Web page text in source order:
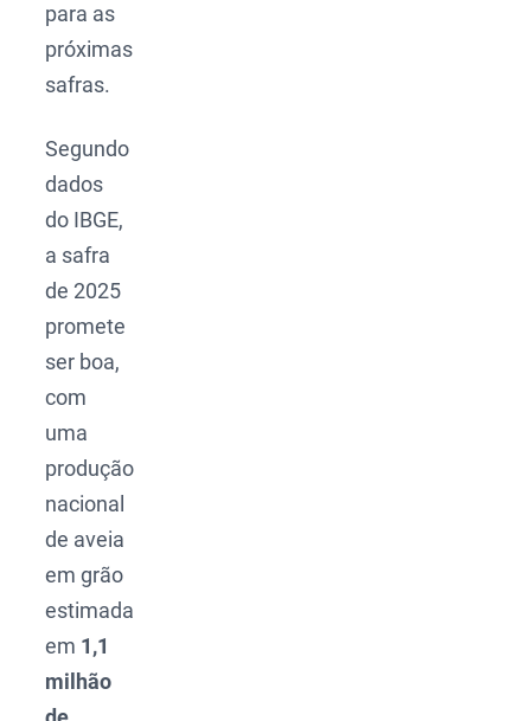
para as
próximas
safras.
Segundo
dados
do IBGE,
a safra
de 2025
promete
ser boa,
com
uma
produção
nacional
de aveia
em grão
estimada
em 1,1
milhão